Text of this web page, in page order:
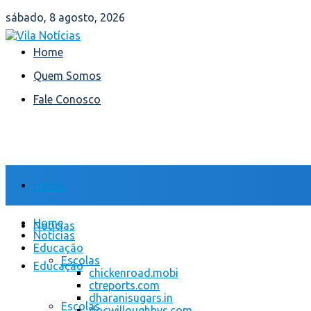
sábado, 8 agosto, 2026
Home
Quem Somos
Fale Conosco
Home
Notícias
Educação
Escolas
Home
Notícias
Educação
Escolas
chickenroad.mobi
ctreports.com
dharanisugars.in